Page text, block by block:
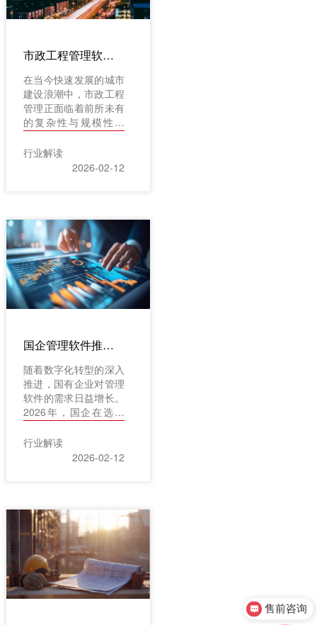
售前咨询
的成功率。
市政工程管理软件推荐：2026年助力项目高效管理的TOP5工具
在当今快速发展的城市
建设浪潮中，市政工程
管理正面临着前所未有
的复杂性与规模性挑
战。从道路桥梁建设到
地下管网改造，从公共
设施维护到大型基建项
赖人工记录、纸质传递
和分散沟通的方式已难
以满足现代工程对效
率、精度与可控性的要
求。因此，专业化、数
字化的工程管理软件成
为行业升级的必由之
应用现状与技术演进方
向，重点介绍五款在
2026年备受推崇的市
政工程管理软件。其中
红圈工程项目管理系统
以其卓越的工程行业专
首位。
行业解读
2026-02-12
国企管理软件推荐：2026年选型指南与Top5产品深度解析
随着数字化转型的深入
推进，国有企业对管理
软件的需求日益增长。
2026年，国企在选型
管理软件时面临着诸多
挑战与机遇。国企管理
软件的选型不仅关系到
选择一款符合企业特
点、能够支撑业务发展
的管理软件至关重要。
国企因其特殊性，在选
型过程中需综合考虑政
策合规性、系统稳定
性、数据安全性以及后
行业解读
2026-02-12